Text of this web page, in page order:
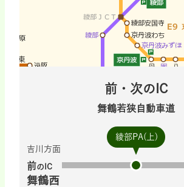
前・次のIC
舞鶴若狭自動車道
綾部PA(上)
吉川方面
前のIC
舞鶴西